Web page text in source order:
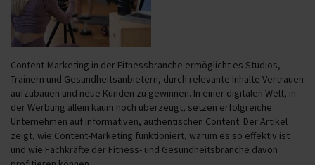
Content-Marketing in der Fitnessbranche ermöglicht es Studios,
Trainern und Gesundheitsanbietern, durch relevante Inhalte Vertrauen
aufzubauen und neue Kunden zu gewinnen. In einer digitalen Welt, in
der Werbung allein kaum noch überzeugt, setzen erfolgreiche
Unternehmen auf informativen, authentischen Content. Der Artikel
zeigt, wie Content-Marketing funktioniert, warum es so effektiv ist
und wie Fachkräfte der Fitness- und Gesundheitsbranche davon